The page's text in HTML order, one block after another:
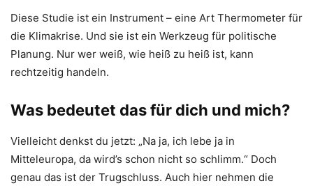
Diese Studie ist ein Instrument – eine Art Thermometer für
die Klimakrise. Und sie ist ein Werkzeug für politische
Planung. Nur wer weiß, wie heiß zu heiß ist, kann
rechtzeitig handeln.
Was bedeutet das für dich und mich?
Vielleicht denkst du jetzt: „Na ja, ich lebe ja in
Mitteleuropa, da wird’s schon nicht so schlimm.“ Doch
genau das ist der Trugschluss. Auch hier nehmen die